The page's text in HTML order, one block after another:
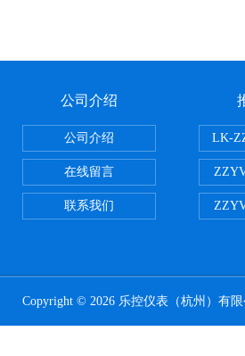
公司介绍
公司介绍
在线留言
联系我们
LK-
Copyright © 2026 乐控仪表（杭州）有